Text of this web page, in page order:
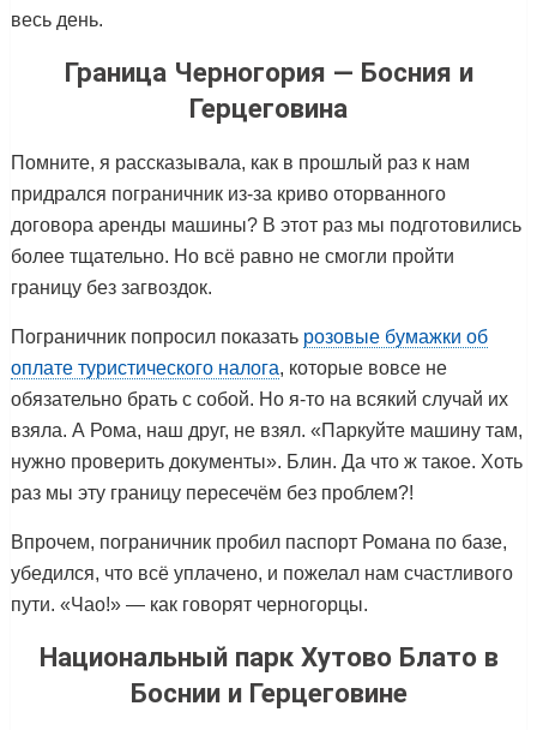
весь день.
Граница Черногория — Босния и
Герцеговина
Помните, я рассказывала, как в прошлый раз к нам
придрался пограничник из-за криво оторванного
договора аренды машины? В этот раз мы подготовились
более тщательно. Но всё равно не смогли пройти
границу без загвоздок.
Пограничник попросил показать розовые бумажки об
оплате туристического налога, которые вовсе не
обязательно брать с собой. Но я-то на всякий случай их
взяла. А Рома, наш друг, не взял. «Паркуйте машину там,
нужно проверить документы». Блин. Да что ж такое. Хоть
раз мы эту границу пересечём без проблем?!
Впрочем, пограничник пробил паспорт Романа по базе,
убедился, что всё уплачено, и пожелал нам счастливого
пути. «Чао!» — как говорят черногорцы.
Национальный парк Хутово Блато в
Боснии и Герцеговине